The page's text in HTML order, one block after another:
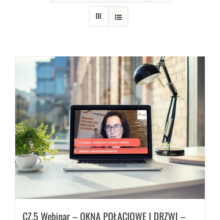
CZ.5 Webinar – OKNA POŁACIOWE I DRZWI –